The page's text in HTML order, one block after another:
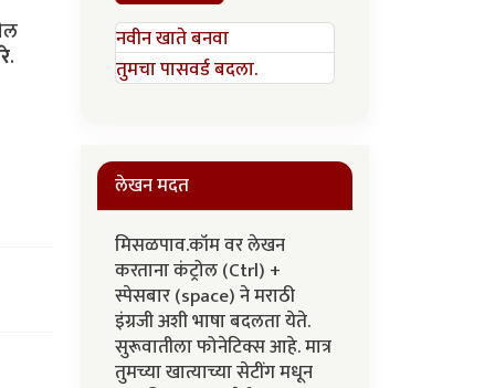
.
नवीन खाते बनवा
तुमचा पासवर्ड बदला.
लेखन मदत
मिसळपाव.कॉम वर लेखन
करताना कंट्रोल (Ctrl) +
स्पेसबार (space) ने मराठी
इंग्रजी अशी भाषा बदलता येते.
सुरूवातीला फोनेटिक्स आहे. मात्र
तुमच्या खात्याच्या सेटींग मधून